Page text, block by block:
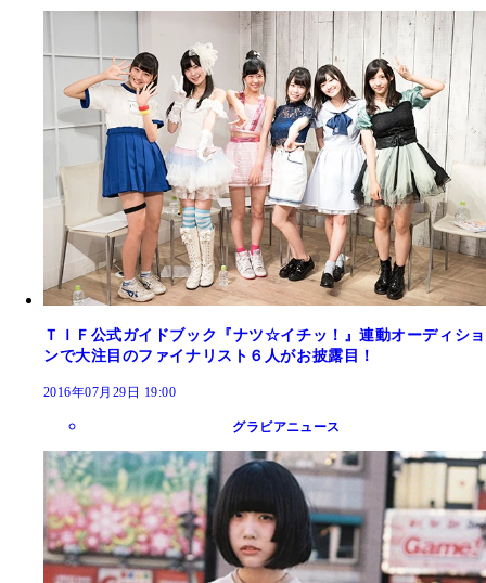
ＴＩＦ公式ガイドブック『ナツ☆イチッ！』連動オーディショ
ンで大注目のファイナリスト６人がお披露目！
2016年07月29日 19:00
グラビアニュース